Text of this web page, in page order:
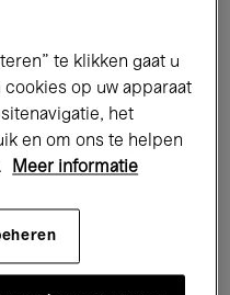
& Debatten
Global Music
te klikken gaat u
op uw apparaat
het
en om ons te helpen
Meer informatie